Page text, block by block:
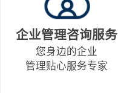
企业管理咨询服务
您身边的企业
管理贴心服务专家